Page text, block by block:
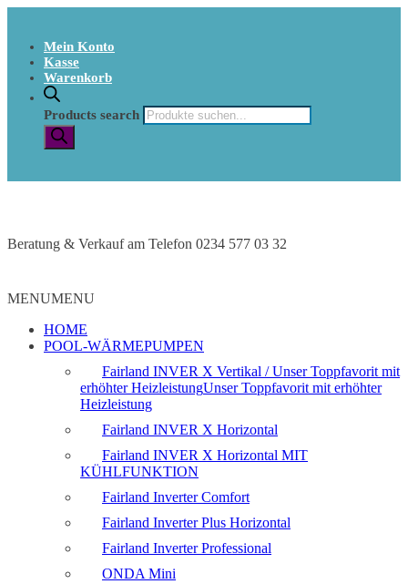
Mein Konto
Kasse
Warenkorb
Products search
Beratung & Verkauf am Telefon 0234 577 03 32
MENUMENU
HOME
POOL-WÄRMEPUMPEN
Fairland INVER X Vertikal / Unser Toppfavorit mit
erhöhter HeizleistungUnser Toppfavorit mit erhöhter
Heizleistung
Fairland INVER X Horizontal
Fairland INVER X Horizontal MIT
KÜHLFUNKTION
Fairland Inverter Comfort
Fairland Inverter Plus Horizontal
Fairland Inverter Professional
ONDA Mini